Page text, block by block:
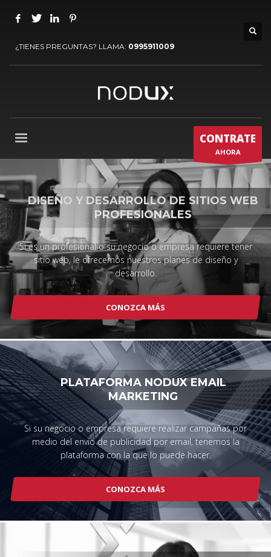
¿TIENES PREGUNTAS? LLAMA: 0995911009
CONTRATE
AHORA
DISEÑO Y DESARROLLO DE SITIOS WEB
PROFESIONALES
Si es un profesional o su negocio o empresa requiere tener
sitio web, le ofrecemos nuestros planes de diseño y
desarrollo.
CONOZCA MÁS
PLATAFORMA NODUX EMAIL
MARKETING
Si su negocio o empresa requiere realizar campañas por
medio del envío de publicidad por email, tenemos la
plataforma con la que lo puede hacer.
CONOZCA MÁS